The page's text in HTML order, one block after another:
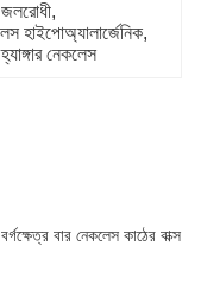
,
হাইপোঅ্যালার্জেনিক,
নেকলেস
বার নেকলেস কাঠের বাক্স